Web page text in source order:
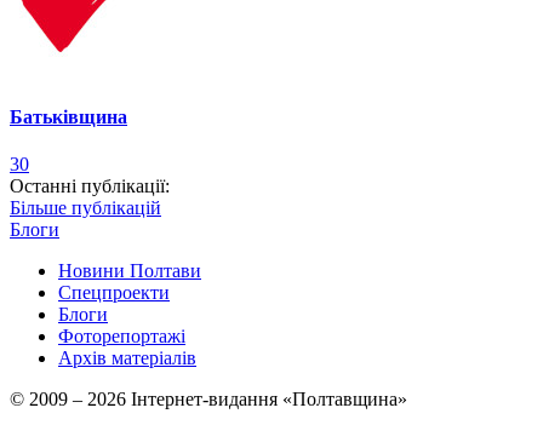
Батьківщина
30
Останні публікації:
Більше публікацій
Блоги
Новини Полтави
Спецпроекти
Блоги
Фоторепортажі
Архів матеріалів
© 2009 – 2026 Інтернет-видання «Полтавщина»